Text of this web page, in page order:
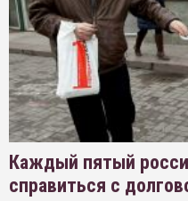
Каждый пятый
справиться с